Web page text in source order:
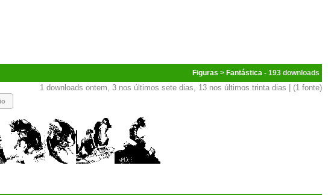
Figuras > Fantástica - 193
1 downloads ontem, 3 nos últimos sete dias, 13 nos últimos trinta dias | (1 fonte)